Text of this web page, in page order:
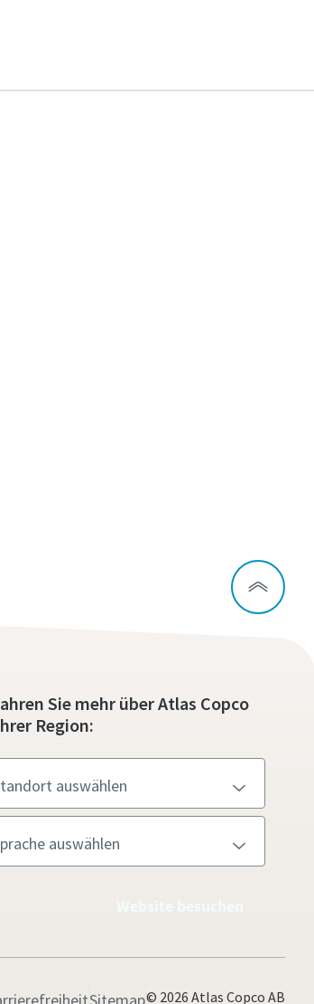
Sie mehr über Atlas Copco
Region:
© 2026 Atlas Copco AB